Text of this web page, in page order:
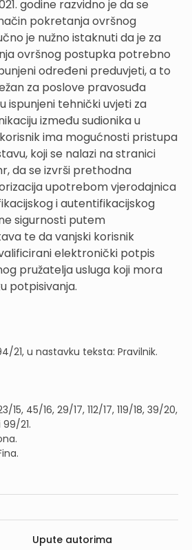
godine razvidno je da se
pokretanja ovršnog
je nužno istaknuti da je za
ovršnog postupka potrebno
određeni preduvjeti, a to
za poslove pravosuđa
ispunjeni tehnički uvjeti za
između sudionika u
ima mogućnosti pristupa
koji se nalazi na stranici
da se izvrši prethodna
upotrebom vjerodajnica
i autentifikacijskog
sigurnosti putem
te da vanjski korisnik
elektronički potpis
pružatelja usluga koji mora
potpisivanja.
21, u nastavku teksta: Pravilnik.
15, 45/16, 29/17, 112/17, 119/18, 39/20,
21.
Upute autorima